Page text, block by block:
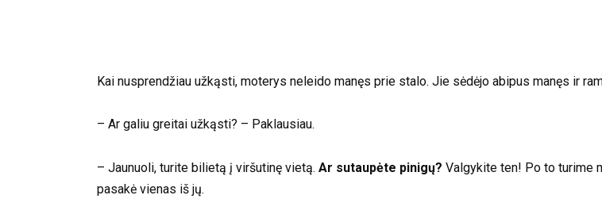
Kai nusprendžiau užkąsti, moterys neleido manęs prie stalo. Jie sėdėjo abipus manęs ir
– Ar galiu greitai užkąsti? – Paklausiau.
– Jaunuoli, turite bilietą į viršutinę vietą. Ar sutaupėte pinigų? Valgykite ten! Po to turime
pasakė vienas iš jų.